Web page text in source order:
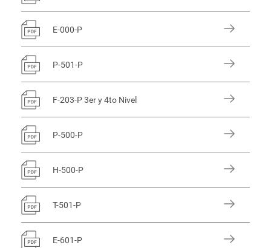
E-000-P
P-501-P
F-203-P 3er y 4to Nivel
P-500-P
H-500-P
T-501-P
E-601-P